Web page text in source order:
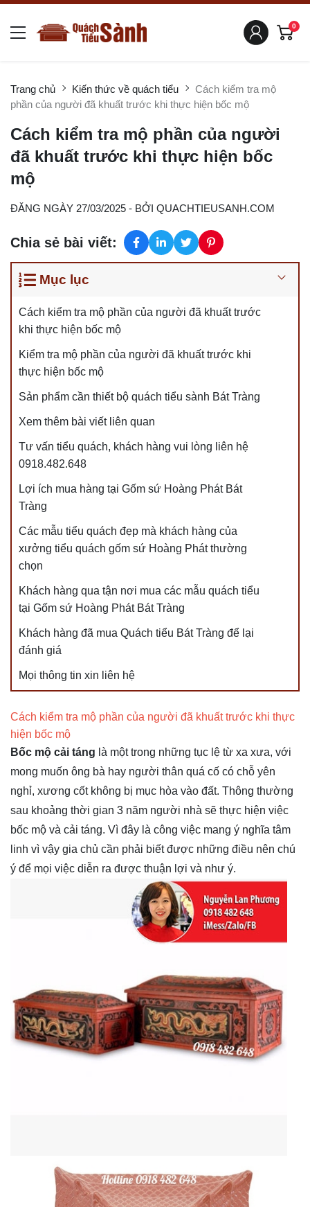
0
Trang chủ Kiến thức về quách tiểu
Cách kiểm tra mộ
phần của người đã khuất trước khi thực hiện bốc mộ
Cách kiểm tra mộ phần của người
đã khuất trước khi thực hiện bốc
mộ
ĐĂNG NGÀY 27/03/2025 - BỞI QUACHTIEUSANH.COM
Chia sẻ bài viết:
Mục lục
Cách kiểm tra mộ phần của người đã khuất trước
khi thực hiện bốc mộ
Kiểm tra mộ phần của người đã khuất trước khi
thực hiện bốc mộ
Sản phẩm cần thiết bộ quách tiểu sành Bát Tràng
Xem thêm bài viết liên quan
Tư vấn tiểu quách, khách hàng vui lòng liên hệ
0918.482.648
Lợi ích mua hàng tại Gốm sứ Hoàng Phát Bát
Tràng
Các mẫu tiểu quách đẹp mà khách hàng của
xưởng tiểu quách gốm sứ Hoàng Phát thường
chọn
Khách hàng qua tận nơi mua các mẫu quách tiểu
tại Gốm sứ Hoàng Phát Bát Tràng
Khách hàng đã mua Quách tiểu Bát Tràng để lại
đánh giá
Mọi thông tin xin liên hệ
Cách kiểm tra mộ phần của người đã khuất trước khi thực
hiện bốc mộ
Bốc mộ cải táng là một trong những tục lệ từ xa xưa, với
mong muốn ông bà hay người thân quá cố có chỗ yên
nghỉ, xương cốt không bị mục hòa vào đất. Thông thường
sau khoảng thời gian 3 năm người nhà sẽ thực hiện việc
bốc mộ và cải táng. Vì đây là công việc mang ý nghĩa tâm
linh vì vậy gia chủ cần phải biết được những điều nên chú
ý để mọi việc diễn ra được thuận lợi và như ý.